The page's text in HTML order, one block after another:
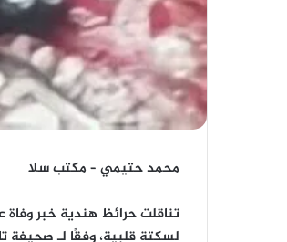
محمد حتيمي – مكتب سلا
تناقلت حرائظ هندية خبر وفاة
لسكتة قلبية، وفقًا لـ صحيفة